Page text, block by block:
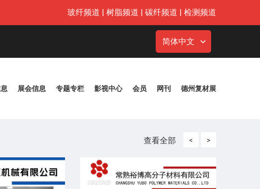
玻纤频道 | 树脂频道 | 碳纤频道 | 检测频道
简体中文
展会信息 专题专栏 影视中心 会员 网刊 德州复材展
查看全部 < >